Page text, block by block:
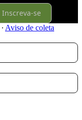
Inscreva-se
∙ Aviso de coleta